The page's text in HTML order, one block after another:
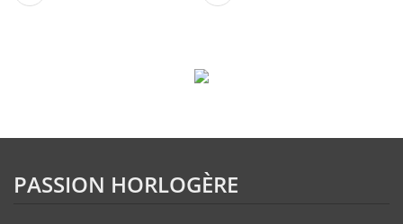
PASSION HORLOGÈRE